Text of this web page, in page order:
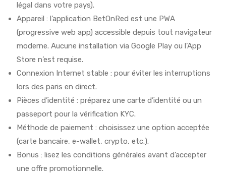
légal dans votre pays).
Appareil : l’application BetOnRed est une PWA
(progressive web app) accessible depuis tout navigateur
moderne. Aucune installation via Google Play ou l’App
Store n’est requise.
Connexion Internet stable : pour éviter les interruptions
lors des paris en direct.
Pièces d’identité : préparez une carte d’identité ou un
passeport pour la vérification KYC.
Méthode de paiement : choisissez une option acceptée
(carte bancaire, e-wallet, crypto, etc.).
Bonus : lisez les conditions générales avant d’accepter
une offre promotionnelle.